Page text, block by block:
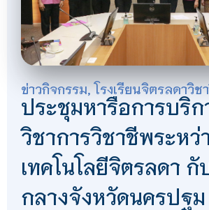
ข่าวกิจกรรม ,โรงเรียนจิตรลดาวิช
ประชุมหารือการบริก
วิชาการวิชาชีพระหว่
เทคโนโลยีจิตรลดา กั
กลางจังหวัดนครปฐม